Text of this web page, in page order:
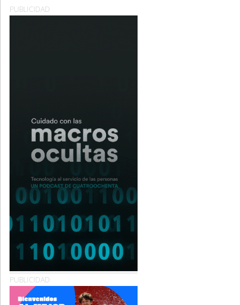
PUBLICIDAD
PUBLICIDAD